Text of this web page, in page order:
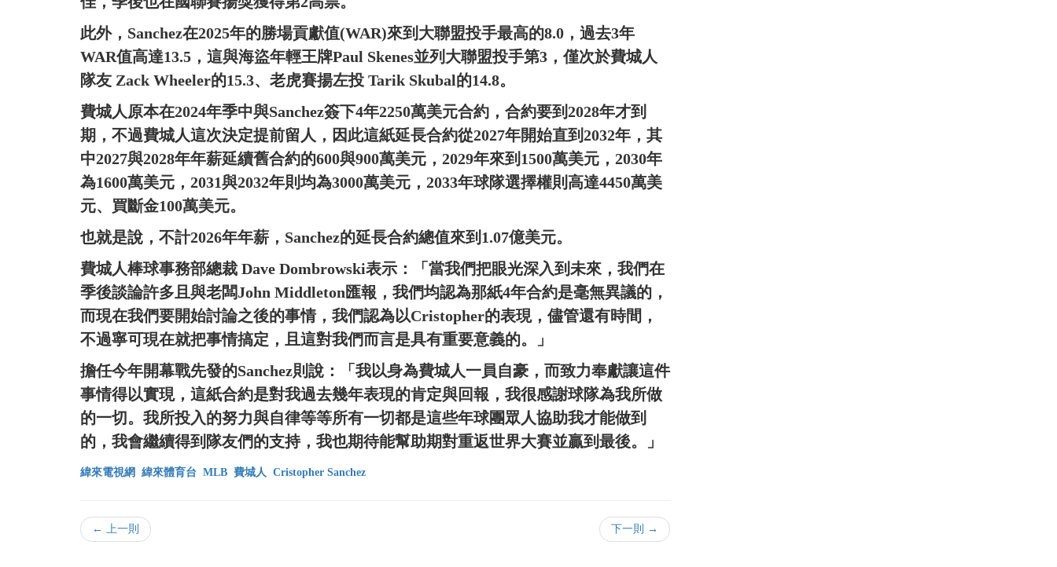
此外，Sanchez在2025年的勝場貢獻值(WAR)來到大聯盟投手最高的8.0，過去3年
WAR值高達13.5，這與海盜年輕王牌Paul Skenes並列大聯盟投手第3，僅次於費城人
隊友 Zack Wheeler的15.3、老虎賽揚左投 Tarik Skubal的14.8。
費城人原本在2024年季中與Sanchez簽下4年2250萬美元合約，合約要到2028年才到
期，不過費城人這次決定提前留人，因此這紙延長合約從2027年開始直到2032年，其
中2027與2028年年薪延續舊合約的600與900萬美元，2029年來到1500萬美元，2030年
為1600萬美元，2031與2032年則均為3000萬美元，2033年球隊選擇權則高達4450萬美
元、買斷金100萬美元。
也就是說，不計2026年年薪，Sanchez的延長合約總值來到1.07億美元。
費城人棒球事務部總裁 Dave Dombrowski表示：「當我們把眼光深入到未來，我們在
季後談論許多且與老闆John Middleton匯報，我們均認為那紙4年合約是毫無異議的，
而現在我們要開始討論之後的事情，我們認為以Cristopher的表現，儘管還有時間，
不過寧可現在就把事情搞定，且這對我們而言是具有重要意義的。」
擔任今年開幕戰先發的Sanchez則說：「我以身為費城人一員自豪，而致力奉獻讓這件
事情得以實現，這紙合約是對我過去幾年表現的肯定與回報，我很感謝球隊為我所做
的一切。我所投入的努力與自律等等所有一切都是這些年球團眾人協助我才能做到
的，我會繼續得到隊友們的支持，我也期待能幫助期對重返世界大賽並贏到最後。」
緯來電視網 緯來體育台 MLB 費城人 Cristopher Sanchez
← 上一則 下一則 →